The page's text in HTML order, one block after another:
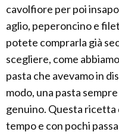
cavolfiore per poi
aglio, peperoncino e
potete comprarla già
scegliere, come
pasta che avevamo in
modo, una pasta
genuino. Questa ricetta
tempo e con pochi